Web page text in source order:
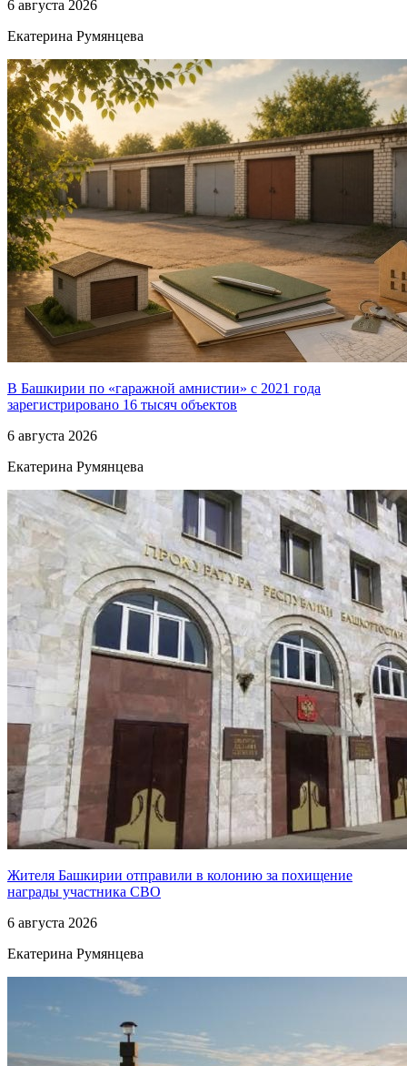
6 августа 2026
Екатерина Румянцева
В Башкирии по «гаражной амнистии» с 2021 года
зарегистрировано 16 тысяч объектов
6 августа 2026
Екатерина Румянцева
Жителя Башкирии отправили в колонию за похищение
награды участника СВО
6 августа 2026
Екатерина Румянцева